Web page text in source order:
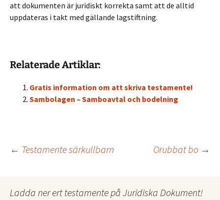
att dokumenten är juridiskt korrekta samt att de alltid
uppdateras i takt med gällande lagstiftning.
Relaterade Artiklar:
Gratis information om att skriva testamente!
Sambolagen – Samboavtal och bodelning
Inläggsnavigering
← Testamente särkullbarn Orubbat bo →
Ladda ner ert testamente på Juridiska Dokument!